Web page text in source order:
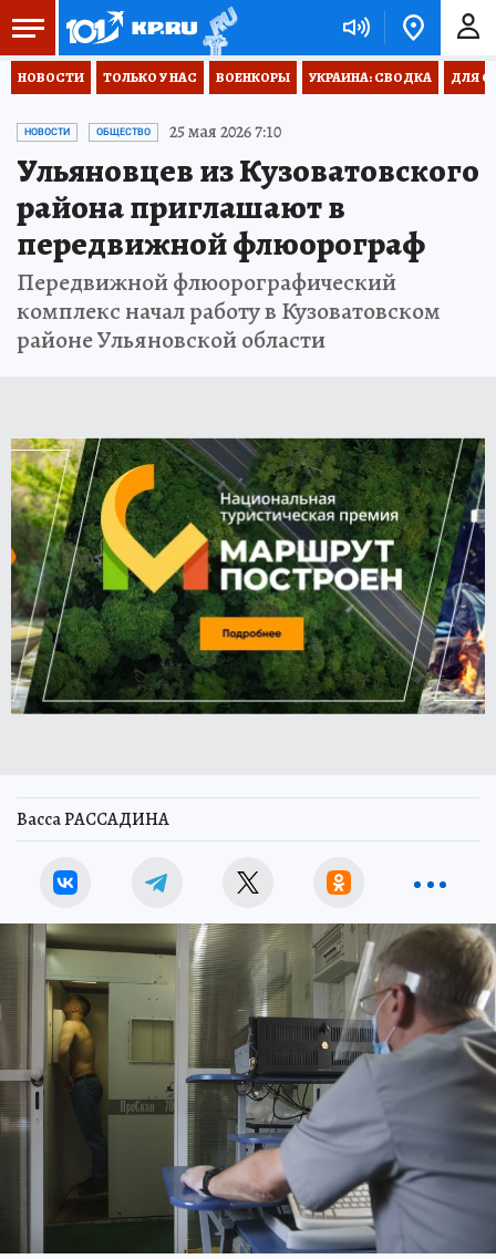
НОВОСТИ ТОЛЬКО У НАС ВОЕНКОРЫ УКРАИНА: СВОДКА ДЛЯ
НОВОСТИ ОБЩЕСТВО 25 мая 2026 7:10
Ульяновцев из Кузоватовского
района приглашают в
передвижной флюорограф
Передвижной флюорографический
комплекс начал работу в Кузоватовском
районе Ульяновской области
Васса РАССАДИНА